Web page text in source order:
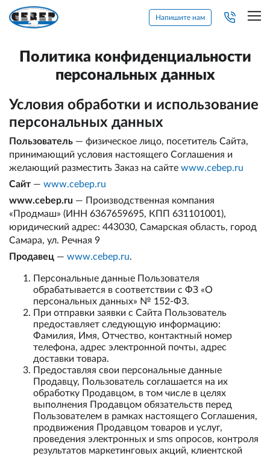
Напишите нам
Политика конфиденциальности
персональных данных
Условия обработки и использование
персональных данных
Пользователь — физическое лицо, посетитель Сайта,
принимающий условия настоящего Соглашения и
желающий разместить Заказ на сайте www.cebep.ru
Сайт — www.cebep.ru
www.cebep.ru — Производственная компания
«Продмаш» (ИНН 6367659695, КПП 631101001),
юридический адрес: 443030, Самарская область, город
Самара, ул. Речная 9
Продавец — www.cebep.ru.
Персональные данные Пользователя
обрабатывается в соответствии с ФЗ «О
персональных данных» № 152-ФЗ.
При отправки заявки с Сайта Пользователь
предоставляет следующую информацию:
Фамилия, Имя, Отчество, контактный номер
телефона, адрес электронной почты, адрес
доставки товара.
Предоставляя свои персональные данные
Продавцу, Пользователь соглашается на их
обработку Продавцом, в том числе в целях
выполнения Продавцом обязательств перед
Пользователем в рамках настоящего Соглашения,
продвижения Продавцом товаров и услуг,
проведения электронных и sms опросов, контроля
результатов маркетинговых акций, клиентской